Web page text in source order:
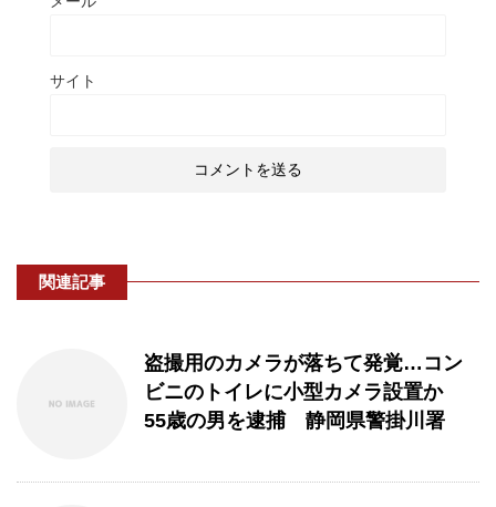
サイト
関連記事
盗撮用のカメラが落ちて発覚…コン
ビニのトイレに小型カメラ設置か
55歳の男を逮捕 静岡県警掛川署